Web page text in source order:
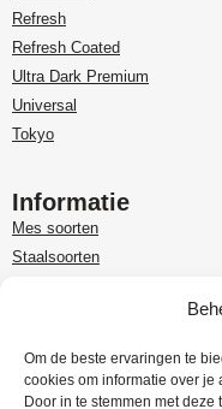
Om de beste ervaringen te
cookies om informatie over je
Door in te stemmen met
Refresh
Refresh Coated
Ultra Dark Premium
Universal
Tokyo
Informatie
Mes soorten
Staalsoorten
Customer care
Garantie en retour